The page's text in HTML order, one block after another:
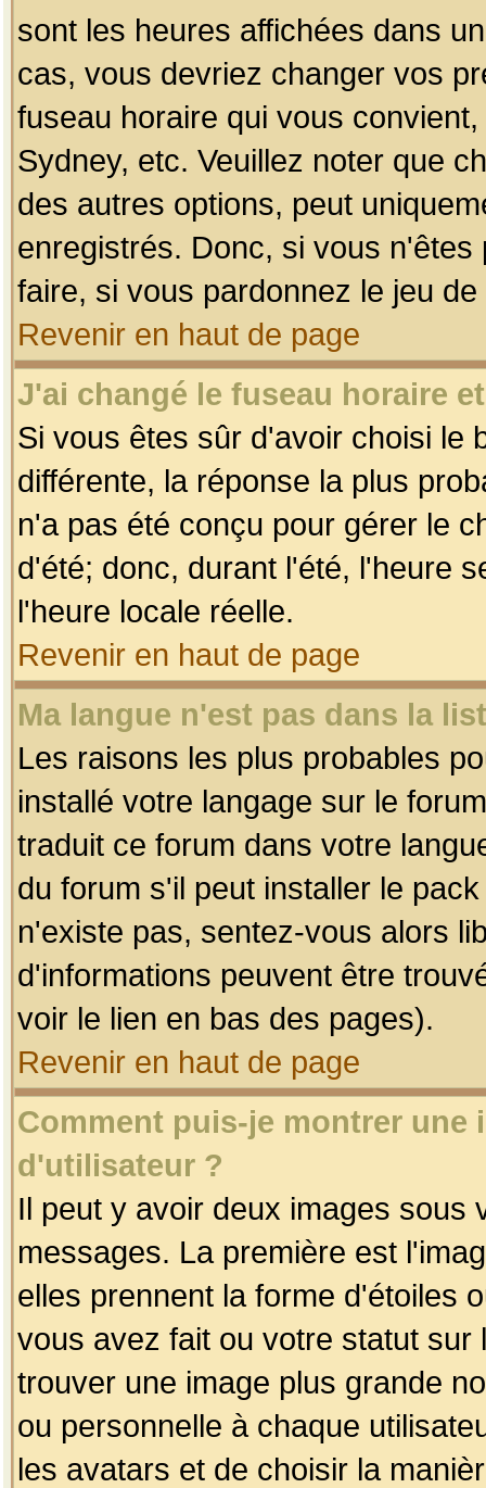
sont les heures affichées dans
cas, vous devriez changer vos
fuseau horaire qui vous
Sydney, etc. Veuillez noter que
des autres options, peut
enregistrés. Donc, si vous
faire, si vous pardonnez le jeu
Revenir en haut de page
J'ai changé le fuseau horaire
Si vous êtes sûr d'avoir choisi le
différente, la réponse la plus
n'a pas été conçu pour gérer le
d'été; donc, durant l'été, l'heure
l'heure locale réelle.
Revenir en haut de page
Ma langue n'est pas dans la
Les raisons les plus probables
installé votre langage sur le
traduit ce forum dans votre
du forum s'il peut installer le
n'existe pas, sentez-vous alors
d'informations peuvent être
voir le lien en bas des pages).
Revenir en haut de page
Comment puis-je montrer une
d'utilisateur ?
Il peut y avoir deux images sous
messages. La première est
elles prennent la forme d'étoiles
vous avez fait ou votre statut
trouver une image plus grande
ou personnelle à chaque
les avatars et de choisir la